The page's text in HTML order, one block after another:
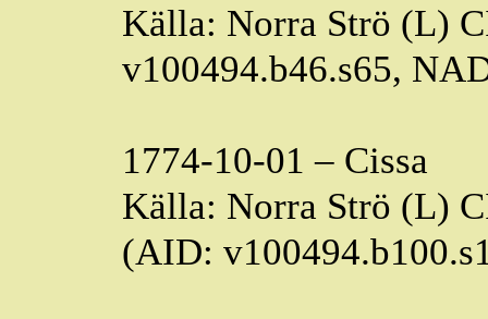
Källa: Norra Strö (L)
v100494.b46.s65,
1774-10-01 – Cissa
Källa: Norra Strö (L)
(AID: